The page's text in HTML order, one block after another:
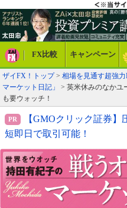
FX比較 キャンペーン
ザイFX！トップ> 相場を見通す超強
マーケット日記」
> 英米休みのなかユ
も要ウォッチ！
【GMOクリック証券
短即日で取引可能！